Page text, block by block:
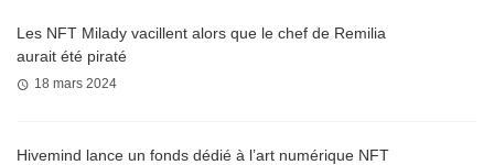
Les NFT Milady vacillent alors que le chef de Remilia
aurait été piraté
18 mars 2024
Hivemind lance un fonds dédié à l’art numérique NFT